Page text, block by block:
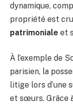
dynamique,
propriété est
patrimoniale et
À l’exemple de
parisien, la
litige lors d’une
et sœurs. Grâce